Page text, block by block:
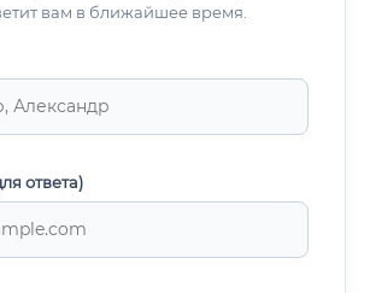
вам в ближайшее время.
ответа)